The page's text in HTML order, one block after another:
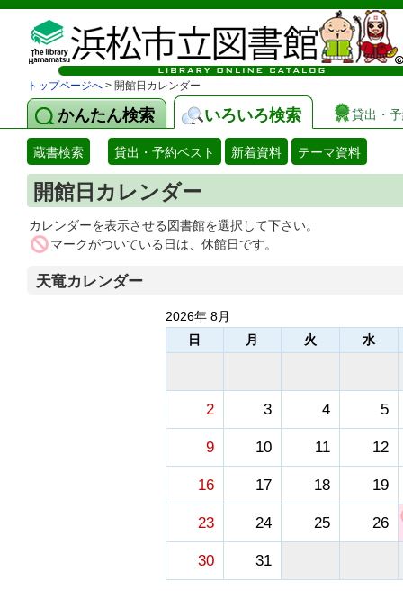
トップページへ > 開館日カレンダー
かんたん検索 いろいろ検索 貸出・
蔵書検索 貸出・予約ベスト 新着資料 テーマ資料
開館日カレンダー
カレンダーを表示させる図書館を選択して下さい。
マークがついている日は、休館日です。
天竜カレンダー
2026年 8月
日
月 火 水
2 3 4 5
9 10 11 12
16 17 18 19
23 24 25 26
30 31